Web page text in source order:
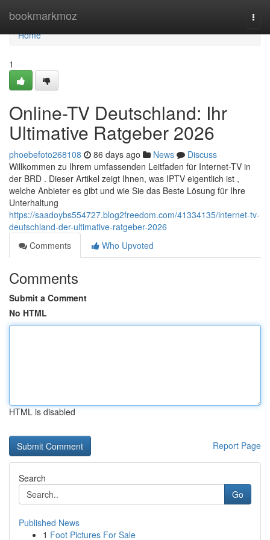
bookmarkmoz
Home
Home
1
Online-TV Deutschland: Ihr
Ultimative Ratgeber 2026
phoebefoto268108 86 days ago News
Discuss
Willkommen zu Ihrem umfassenden Leitfaden für Internet-TV in
der BRD . Dieser Artikel zeigt Ihnen, was IPTV eigentlich ist ,
welche Anbieter es gibt und wie Sie das Beste Lösung für Ihre
Unterhaltung
https://saadoybs554727.blog2freedom.com/41334135/internet-tv-
deutschland-der-ultimative-ratgeber-2026
Comments
Who Upvoted
Comments
Submit a Comment
No HTML
HTML is disabled
Report Page
Search
Go
Published News
1 Foot Pictures For Sale